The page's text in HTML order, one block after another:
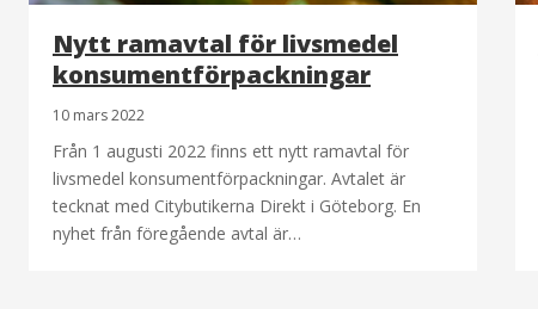
Nytt ramavtal för livsmedel
konsumentförpackningar
10 mars 2022
Från 1 augusti 2022 finns ett nytt ramavtal för
livsmedel konsumentförpackningar. Avtalet är
tecknat med Citybutikerna Direkt i Göteborg. En
nyhet från föregående avtal är…